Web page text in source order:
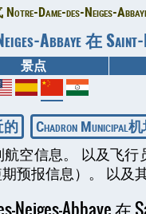
Dame-des-Neiges-
Abbaye 在
景点
的
Chadron Municipal
空信息。 以及飞行
预报信息）。 以及